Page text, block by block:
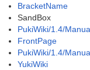
BracketName
SandBox
PukiWiki/1.4/
FrontPage
PukiWiki/1.4/
YukiWiki